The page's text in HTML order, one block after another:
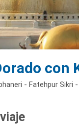
con
- Fatehpur Sikri